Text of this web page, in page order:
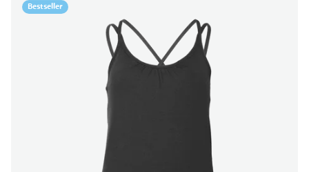
Bestseller